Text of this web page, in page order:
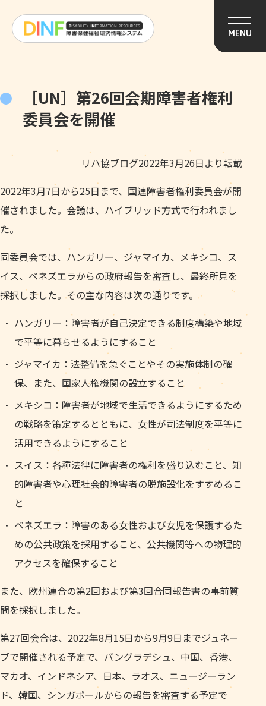
MENU
［UN］第26回会期障害者権利
委員会を開催
リハ協ブログ2022年3月26日より転載
2022年3月7日から25日まで、国連障害者権利委員会が開
催されました。会議は、ハイブリッド方式で行われまし
た。
同委員会では、ハンガリー、ジャマイカ、メキシコ、ス
イス、ベネズエラからの政府報告を審査し、最終所見を
採択しました。その主な内容は次の通りです。
ハンガリー：障害者が自己決定できる制度構築や地域
で平等に暮らせるようにすること
ジャマイカ：法整備を急ぐことやその実施体制の確
保、また、国家人権機関の設立すること
メキシコ：障害者が地域で生活できるようにするため
の戦略を策定するとともに、女性が司法制度を平等に
活用できるようにすること
スイス：各種法律に障害者の権利を盛り込むこと、知
的障害者や心理社会的障害者の脱施設化をすすめるこ
と
ベネズエラ：障害のある女性および女児を保護するた
めの公共政策を採用すること、公共機関等への物理的
アクセスを確保すること
また、欧州連合の第2回および第3回合同報告書の事前質
問を採択しました。
第27回会合は、2022年8月15日から9月9日までジュネー
ブで開催される予定で、バングラデシュ、中国、香港、
マカオ、インドネシア、日本、ラオス、ニュージーラン
ド、韓国、シンガポールからの報告を審査する予定で